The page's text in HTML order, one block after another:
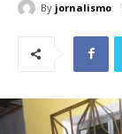
By jornalismo